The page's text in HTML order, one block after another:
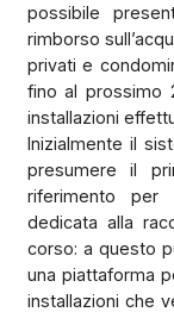
possibile
rimborso
privati e
fino al prossimo
installazioni
Inizialmente il
presumere il
riferimento per
dedicata alla
corso: a questo
una piattaforma
installazioni che